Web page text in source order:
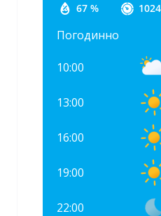
67 %
Погодинно
10:00
13:00
16:00
19:00
22:00